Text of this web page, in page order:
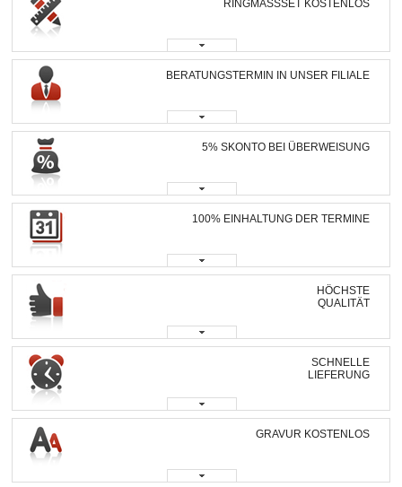
RINGMASSSET KOSTENLOS
BERATUNGSTERMIN IN UNSER FILIALE
5% SKONTO BEI ÜBERWEISUNG
100% EINHALTUNG DER TERMINE
HÖCHSTE
QUALITÄT
SCHNELLE
LIEFERUNG
GRAVUR KOSTENLOS